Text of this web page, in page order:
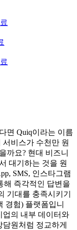
면 Quiq이라는 이름
비스가 수천만 원
까요? 현대 비즈니
대기하는 것을 원
SMS, 인스타그램
해 즉각적인 답변을
기대를 충족시키기
경험) 플랫폼입니
업의 내부 데이터와
원처럼 정교하게